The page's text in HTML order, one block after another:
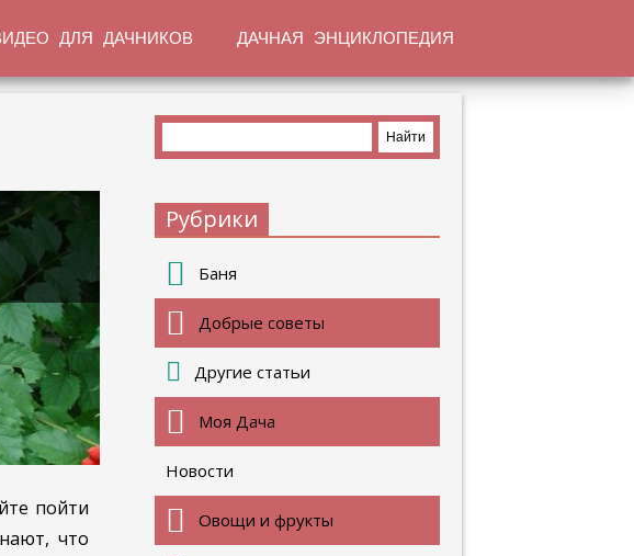
ДЛЯ ДАЧНИКОВ ДАЧНАЯ ЭНЦИКЛОПЕДИЯ
пойти
что
Рубрики
Баня
Добрые советы
Другие статьи
Моя Дача
Новости
Овощи и фрукты